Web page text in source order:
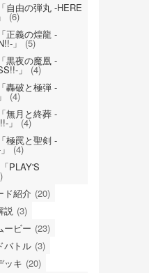
自由の弾丸 -HERE
(6)
正義の煌龍 -
」(5)
黒夜の魔凰 -
」 (4)
轟破と極弾 -
(4)
無月と終葬 -
」 (4)
極罠と聖剣 -
(4)
PLAY'S
ド紹介 (20)
説 (3)
ービー (23)
バトル (3)
ッキ (20)